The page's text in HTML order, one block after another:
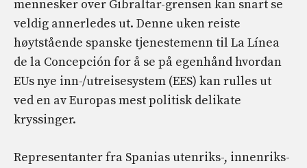
mennesker over Gibraltar-grensen kan snart se
veldig annerledes ut. Denne uken reiste
høytstående spanske tjenestemenn til La Línea
de la Concepción for å se på egenhånd hvordan
EUs nye inn-/utreisesystem (EES) kan rulles ut
ved en av Europas mest politisk delikate
kryssinger.
Representanter fra Spanias utenriks-, innenriks-